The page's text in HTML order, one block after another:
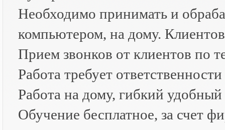
Необходимо принимать и
компьютером, на дому.
Прием звонков от клиентов по
Работа требует
Работа на дому, гибкий
Обучение бесплатное, за счет